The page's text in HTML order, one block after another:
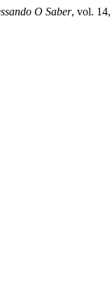
O Saber, vol.